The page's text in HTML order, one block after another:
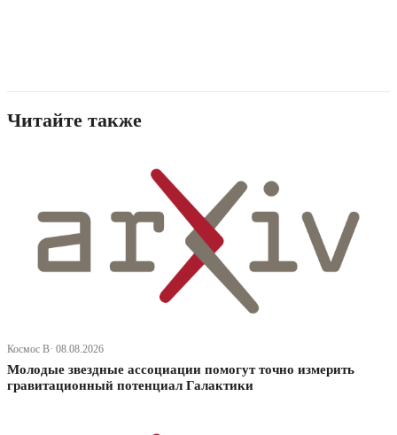
Читайте также
Космос В· 08.08.2026
Молодые звездные ассоциации помогут точно измерить
гравитационный потенциал Галактики